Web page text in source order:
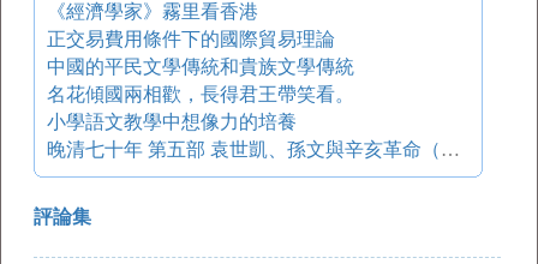
《經濟學家》霧里看香港
正交易費用條件下的國際貿易理論
中國的平民文學傳統和貴族文學傳統
名花傾國兩相歡，長得君王帶笑看。
小學語文教學中想像力的培養
晚清七十年 第五部 袁世凱、孫文與辛亥革命（五）第4章卷入三大危機·一項運動
評論集